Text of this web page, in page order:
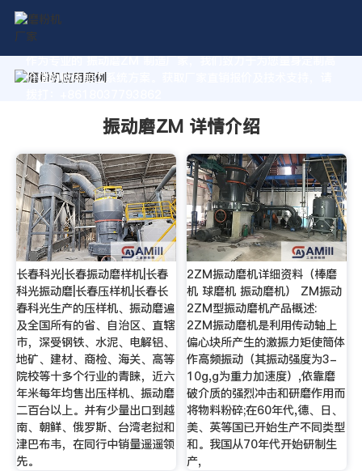
作为专业的 振动磨ZM 制造厂家，我们致力于为您量身定制高
价值的粉体加工系统方案。获取厂家直销报价及技术支持，请
振动磨ZM 详情介绍
长春科光|长春振动磨样机|长春
科光振动磨|长春压样机|长春长
春科光生产的压样机、振动磨遍
及全国所有的省、自治区、直辖
市，深受钢铁、水泥、电解铝、
地矿、建材、商检、海关、高等
院校等十多个行业的青睐，近六
年米每年均售出压样机、振动磨
二百台以上。并有少量出口到越
南、朝鲜、俄罗斯、台湾老挝和
津巴布韦，在同行中销量遥遥领
先。
2ZM振动磨机详细资料（棒磨
机 球磨机 振动磨机） ZM振动
2ZM型振动磨机产品概述:
2ZM振动磨机是利用传动轴上
偏心块所产生的激振力矩使筒体
作高频振动（其振动强度为3-
10g,g为重力加速度）,依靠磨
破介质的强烈冲击和研磨作用而
将物料粉碎;在60年代,德、日、
美、英等国已开始生产不同类型
和。我国从70年代开始研制生
产,